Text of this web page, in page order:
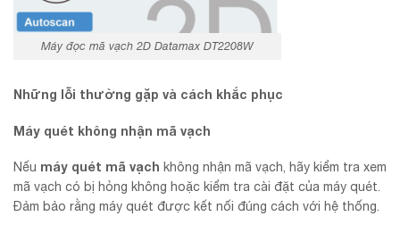
Máy đọc mã vạch 2D Datamax DT2208W
Những lỗi thường gặp và cách khắc phục
Máy quét không nhận mã vạch
Nếu máy quét mã vạch không nhận mã vạch, hãy kiểm tra xem
mã vạch có bị hỏng không hoặc kiểm tra cài đặt của máy quét.
Đảm bảo rằng máy quét được kết nối đúng cách với hệ thống.